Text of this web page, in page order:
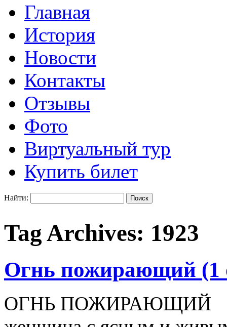
Главная
История
Новости
Контакты
Отзывы
Фото
Виртуальный тур
Купить билет
Найти:
Tag Archives: 1923
Огнь пожирающий (1
ОГНЬ ПОЖИРАЮЩИЙ Это